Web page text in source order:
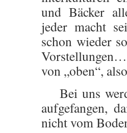
und Bäcker
jeder macht
schon wieder
von „oben“,
Bei uns
aufgefangen,
nicht vom